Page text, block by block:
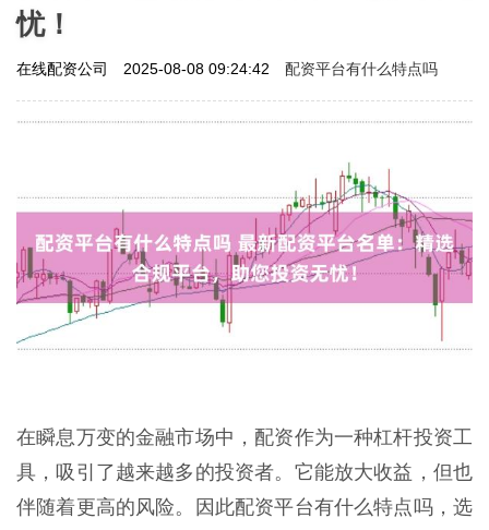
忧！
在线配资公司 2025-08-08 09:24:42 配资平台有什么特点吗
在瞬息万变的金融市场中，配资作为一种杠杆投资工
具，吸引了越来越多的投资者。它能放大收益，但也
伴随着更高的风险。因此配资平台有什么特点吗，选